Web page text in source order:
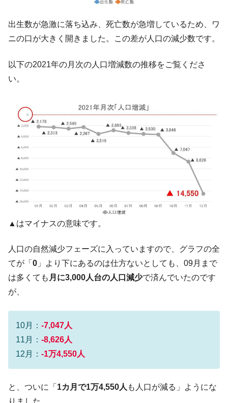
韓国政府「ニセＫ-ブランドを通報しようキ
『Money1』
韓国「橋が落ちました」⇒ 耐久性「なさす
ぎ」では。
『Money1』
韓国鉄鋼最大手『POSCO』ズブズブ沈む。
する差別。許してはおかぬ
『Money1』
韓国ボンクラ政策室長･金容範、株価暴落に
他人事のような発言。
『Money1』
韓国半導体『SKハイニックス』2026年2Qの
業績「史上最高益」当期純利益は前年同期比13.4倍に。
日本の誇る海洋資源調査船『白嶺』は先進技術の
夏の甲子園、優勝校を最も多く輩出している都道
府県とは？
Fact1 奇跡の毛色「白毛馬」とは？
Fact1
全て勝つといくら？ 競馬GI競走で勝利騎手がもら
える賞金とは？
Fact1
発表から2日で大崩壊、鳴かず飛ばずに終わりそう
なスーパーリーグとは？
Fact1
日本人マスターズ挑戦の歴史。松山以前に最高位
だった選手とは？
ている意外な選手とは？
出生数が急激に落ち込み、死亡数が急増しているため、ワ
ニの口が大きく開きました。この差が人口の減少数です。
以下の2021年の月次の人口増減数の推移をご覧くださ
い。
▲はマイナスの意味です。
人口の自然減少フェーズに入っていますので、グラフの全
てが「 0 」より下にあるのは仕方ないとしても、09月まで
は多くても 月に3,000人台の人口減少で済んでいたのです
が、
10月： -7,047人
11月： -8,626人
12月： -1万4,550人
と、ついに「 1カ月で1万4,550人 も人口が減る」ようにな